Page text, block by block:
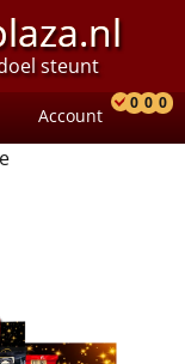
steunt
Account
0 0 0